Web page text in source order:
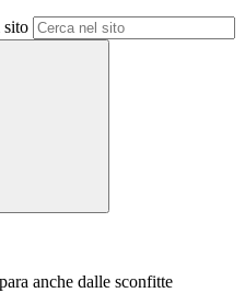
sito
anche dalle sconfitte